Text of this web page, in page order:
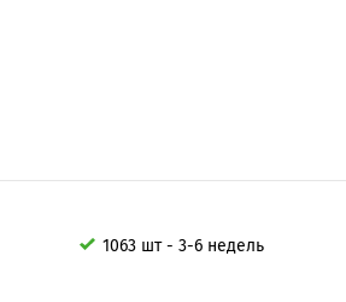
1063 шт - 3-6 недель